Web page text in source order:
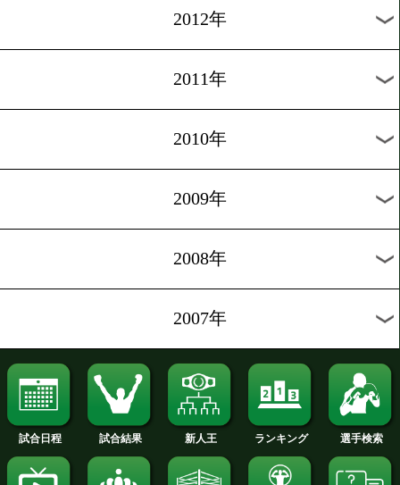
2021年
2020年
2018年
2017年
2016年
2015年